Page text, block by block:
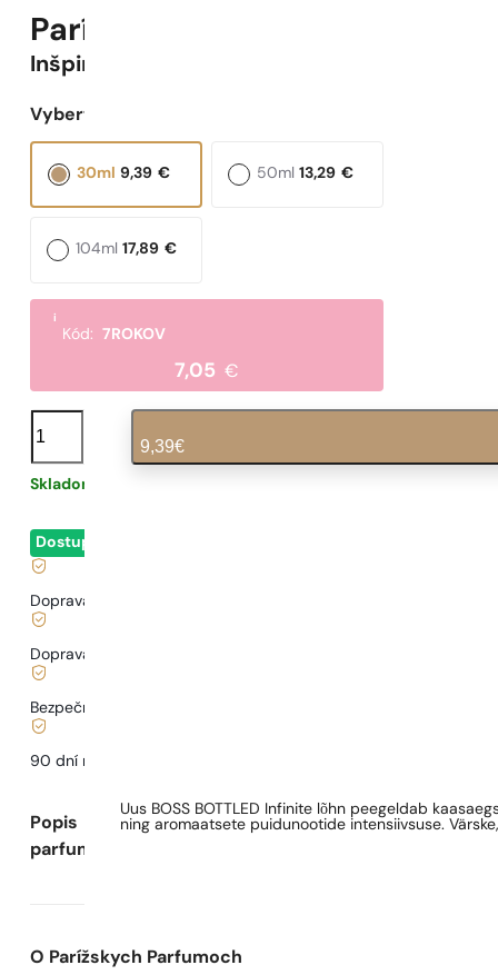
Parížske Parfumy N° 481 -
Inšpirované
Vyberte objem:
9,39 €
30ml 13,29 €
50ml
17,89 €
104ml
i
Kód:7ROKOV
7,05 €
množstvo
N°
481
9,39€
Skladom
Dostupné
Doprava zadarmo od
Doprava od
Bezpečné nakupovanie a platby
90 dní na
Popis
parfumu
Uus BOSS BOTTLED Infinite lõhn peegeldab
ning aromaatsete puidunootide intensiivsuse.
O Parížskych Parfumoch